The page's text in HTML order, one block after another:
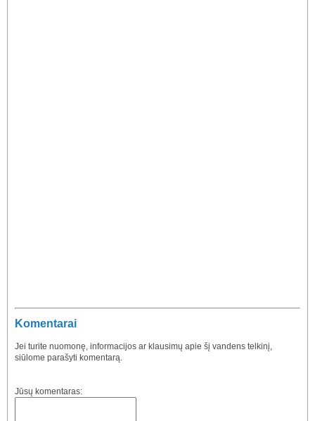
Komentarai
Jei turite nuomonę, informacijos ar klausimų apie šį vandens telkinį,
siūlome parašyti komentarą.
Jūsų komentaras: